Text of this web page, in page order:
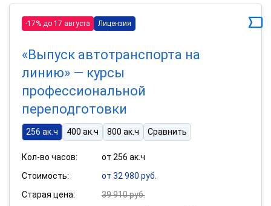
-17% до 17 августа Лицензия
«Выпуск автотранспорта на
линию» — курсы
профессиональной
переподготовки
256 ак.ч 400 ак.ч 800 ак.ч Сравнить
Кол-во часов:
от 256 ак.ч
Стоимость:
от 32 980 руб.
Старая цена:
39 910 руб.